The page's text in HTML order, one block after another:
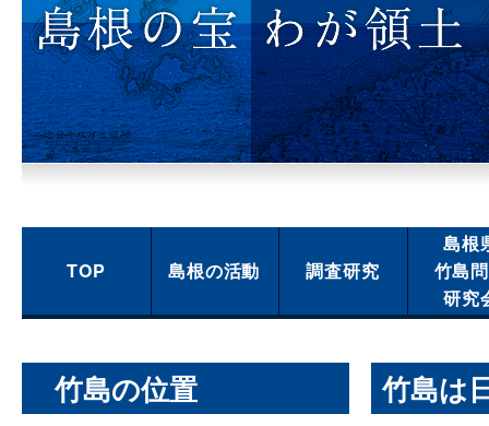
TOP 島根の活動 調査研究
島根
竹島
研究
竹島は
竹島の位置